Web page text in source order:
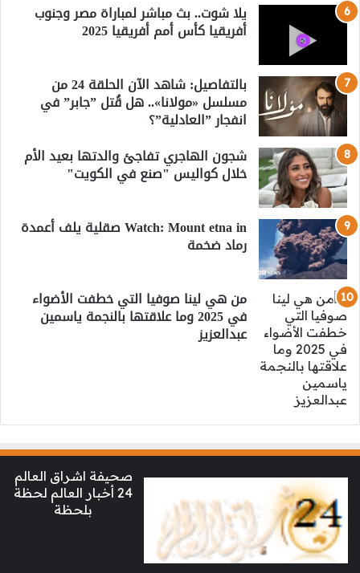
يلا شوت.. بث مباشر لمباراة مصر وجنوب
أفريقيا كأس أمم أفريقيا 2025
بالتفاصيل: شاهد الآن الحلقة 24 من
مسلسل «مولانا».. هل قُتل ”جابر” في
انفجار ”العادلية”؟
شجون الهاجري تفاجئ والدتها بعيد الأم
خلال كواليس "صنع في الكويت"
Watch: Mount etna in صقلية يلف أعمدة
رماد ضخمة
من هي لينا صوفيا التي خطفت الأضواء
في 2025 وما علاقتها بالنجمة ياسمين
عبدالعزيز
صحيفة اشراق العالم
24 أخبار العالم لحظة
بلحظة